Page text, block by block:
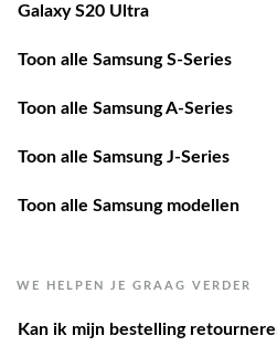
Galaxy S20 Ultra
Toon alle Samsung S-Series
Toon alle Samsung A-Series
Toon alle Samsung J-Series
Toon alle Samsung modellen
WE HELPEN JE GRAAG VERDER
Kan ik mijn bestelling